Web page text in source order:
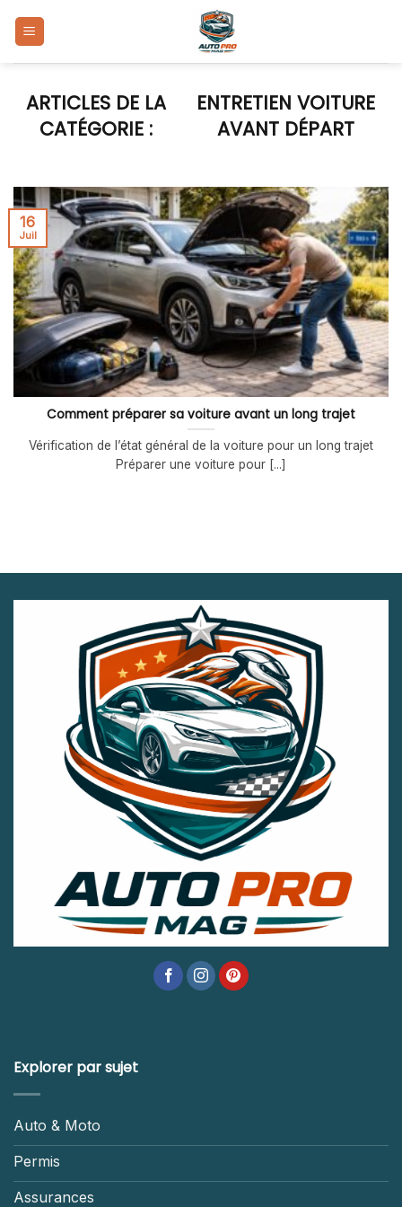
ENTRETIEN VOITURE
AVANT DÉPART
Comment préparer sa voiture avant un long trajet
Vérification de l’état général de la voiture pour un long trajet
Préparer une voiture pour [...]
16
Juil
Explorer par sujet
Auto & Moto
Permis
Assurances